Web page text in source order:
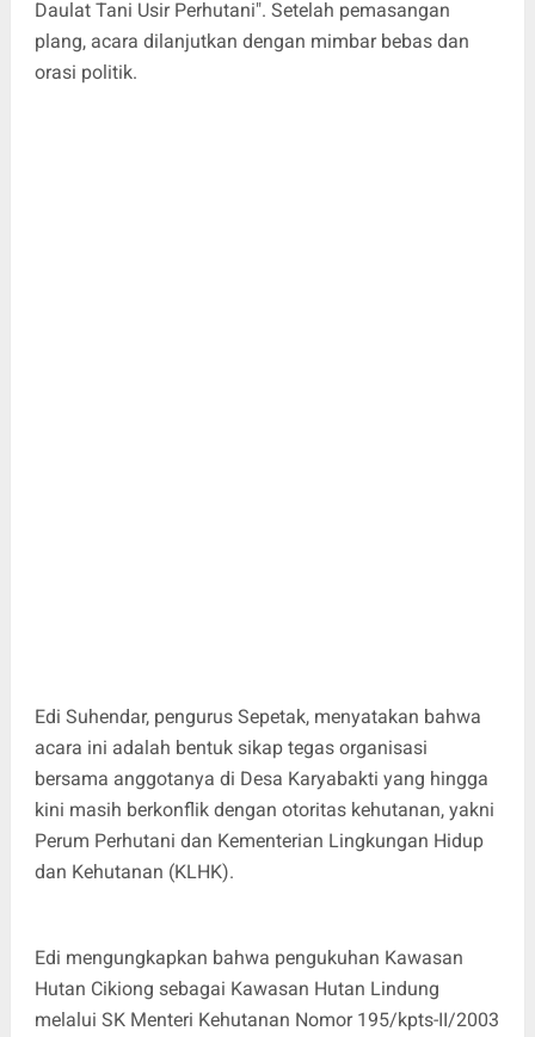
Daulat Tani Usir Perhutani". Setelah pemasangan
plang, acara dilanjutkan dengan mimbar bebas dan
orasi politik.
Edi Suhendar, pengurus Sepetak, menyatakan bahwa
acara ini adalah bentuk sikap tegas organisasi
bersama anggotanya di Desa Karyabakti yang hingga
kini masih berkonflik dengan otoritas kehutanan, yakni
Perum Perhutani dan Kementerian Lingkungan Hidup
dan Kehutanan (KLHK).
Edi mengungkapkan bahwa pengukuhan Kawasan
Hutan Cikiong sebagai Kawasan Hutan Lindung
melalui SK Menteri Kehutanan Nomor 195/kpts-II/2003